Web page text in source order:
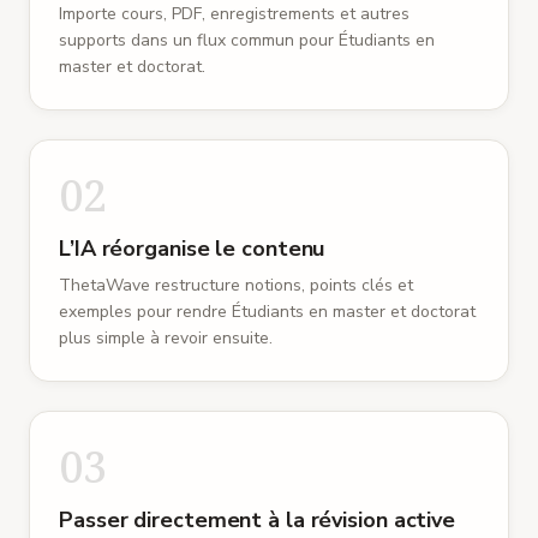
une progression.
Les points flous sont signalés pour une reprise
La fiche reste assez courte pour réviser, tout en
gardant le contexte.
Rappel actif
Repère
Reformuler Point hebdomadaire avec la
professeure Lin avant d’apprendre les détails.
Vérification:Après lecture, retrouver trois termes
sans regarder la source.
Une courte auto-interrogation permet ensuite de
Questions ouvertes
Prochaine étape:Revoir d’abord Point
Importe cours, PDF, enregistrements et autres
supports dans un flux commun pour Étudiants en
master et doctorat.
02
L’IA réorganise le contenu
ThetaWave restructure notions, points clés et
exemples pour rendre Étudiants en master et doctorat
plus simple à revoir ensuite.
03
Passer directement à la révision active